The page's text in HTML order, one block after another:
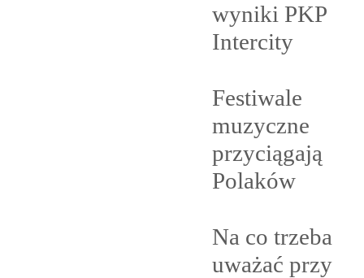
wyniki PKP
Intercity
Festiwale
muzyczne
przyciągają
Polaków
Na co trzeba
uważać przy